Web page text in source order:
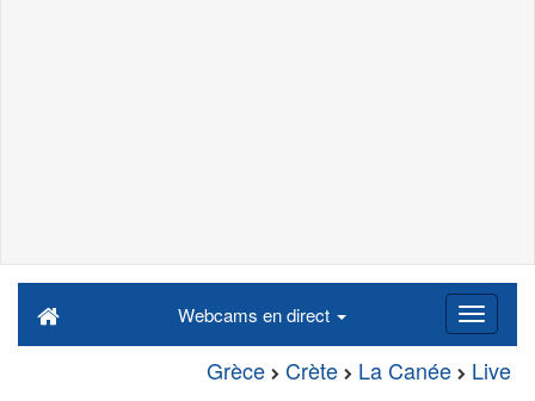
Webcams en direct
Grèce Crète La Canée Live